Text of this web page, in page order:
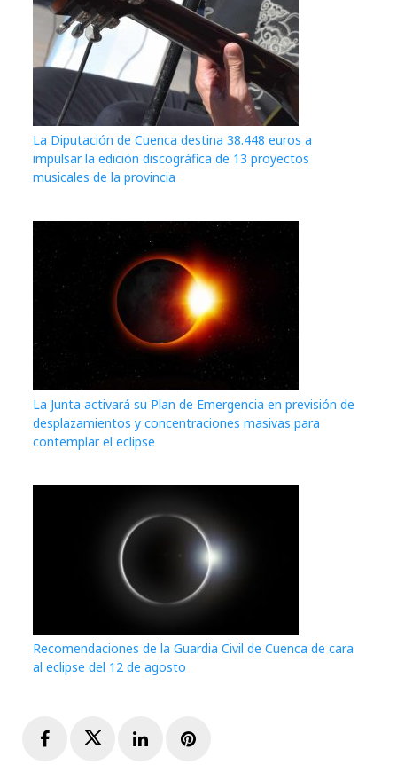
La Diputación de Cuenca destina 38.448 euros a
impulsar la edición discográfica de 13 proyectos
musicales de la provincia
La Junta activará su Plan de Emergencia en previsión de
desplazamientos y concentraciones masivas para
contemplar el eclipse
Recomendaciones de la Guardia Civil de Cuenca de cara
al eclipse del 12 de agosto
FacebookTwitterLinkedInPinterest